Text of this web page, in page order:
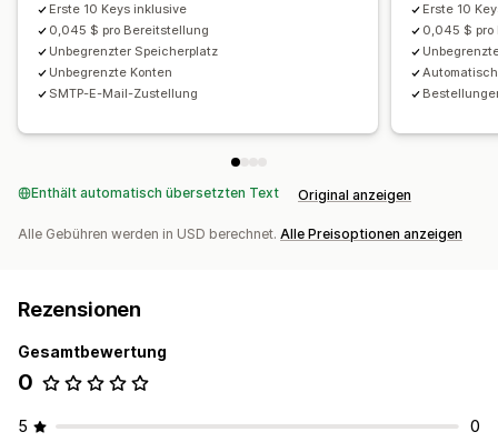
Erste 10 Keys inklusive
0,045 $ pro Bereitstellung
Unbegrenzter Speicherplatz
Unbegrenzte Konten
SMTP-E-Mail-Zustellung
Erste 10
0,045 $
Enthält automatisch übersetzten Text Original anzeigen
Alle Gebühren werden in USD berechnet. Alle Preisoptionen anzeigen
Rezensionen
Gesamtbewertung
0
5 0